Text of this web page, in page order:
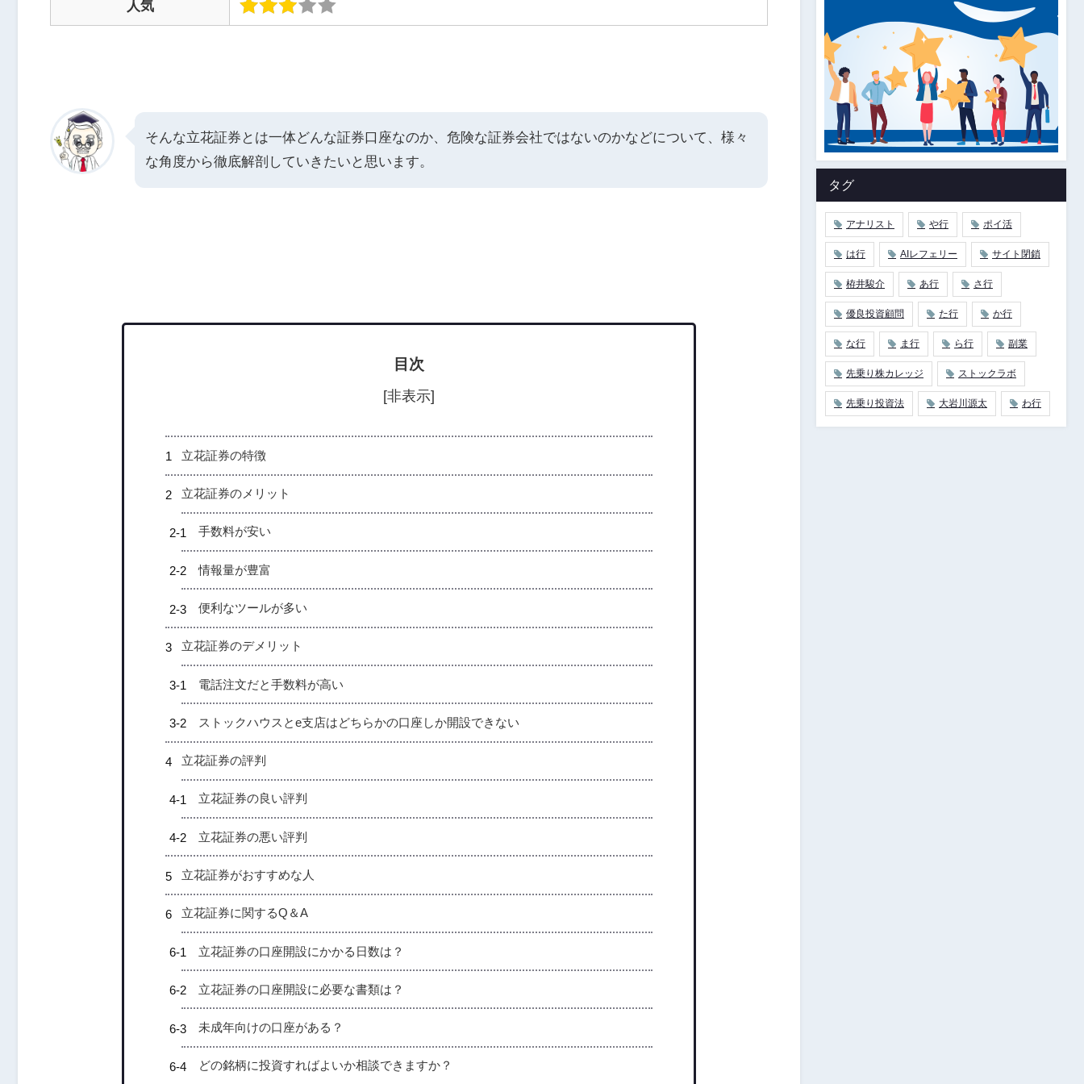
人気
そんな立花証券とは一体どんな証券口座なのか、危険な証券会社ではないのかなどについて、様々
な角度から徹底解剖していきたいと思います。
目次
[非表示]
立花証券の特徴
立花証券の メリット
手数料が安い
情報量が豊富
便利なツールが多い
立花証券のデメリット
電話注文だと手数料が高い
ストックハウスとe支店はどちらかの口座しか開設できない
立花証券の評判
立花証券の良い評判
立花証券の悪い評判
立花証券がおすすめな人
立花証券に関するQ＆A
立花証券の口座開設にかかる日数は？
立花証券の口座開設に必要な書類は？
未成年向けの口座がある？
どの銘柄に投資すればよいか相談できますか？
タグ
アナリスト や行 ポイ活
は行 AIレフェリー サイト閉鎖
栫井駿介 あ行 さ行
優良投資顧問 た行 か行
な行 ま行 ら行 副業
先乗り株カレッジ ストックラボ
先乗り投資法 大岩川源太 わ行